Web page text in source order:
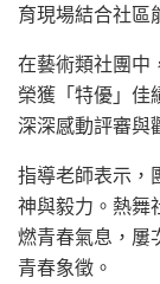
育現場結合社區
在藝術類社團中
榮獲「特優」佳
深深感動評審與
指導老師表示，
神與毅力。熱舞
燃青春氣息，屢
青春象徵。